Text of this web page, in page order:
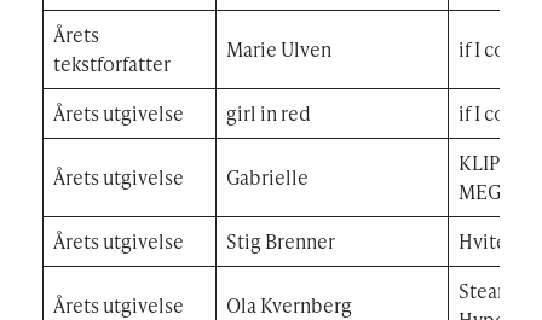
Årets
tekstforfatter
Marie Ulven if I could
Årets utgivelse girl in red if I could
Årets utgivelse Gabrielle
KLIPP
MEG
Årets utgivelse
Stig Brenner Hvite
Årets utgivelse Ola Kvernberg